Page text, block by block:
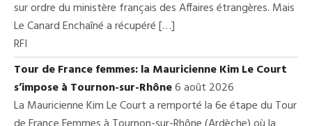
sur ordre du ministère français des Affaires étrangères. Mais
Le Canard Enchaîné a récupéré […]
RFI
Tour de France femmes: la Mauricienne Kim Le Court
s’impose à Tournon-sur-Rhône6 août 2026
La Mauricienne Kim Le Court a remporté la 6e étape du Tour